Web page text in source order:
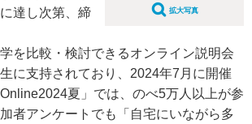
拡大写真
達し次第、締
を比較・検討できるオンライン説明会
に支持されており、2024年7月に開催
夏」では、のべ5万人以上が参
者アンケートでも「自宅にいながら多